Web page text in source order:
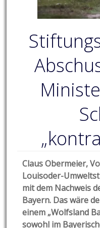
Claus Obermeier,
Louisoder-
mit dem Nachweis
Bayern. Das wäre
einem „Wolfsland
sowohl im